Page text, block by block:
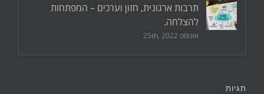
תרבות ארגונית, חזון וערכים – המפתחות
להצלחה.
אוגוסט 25th, 2022
תגיות